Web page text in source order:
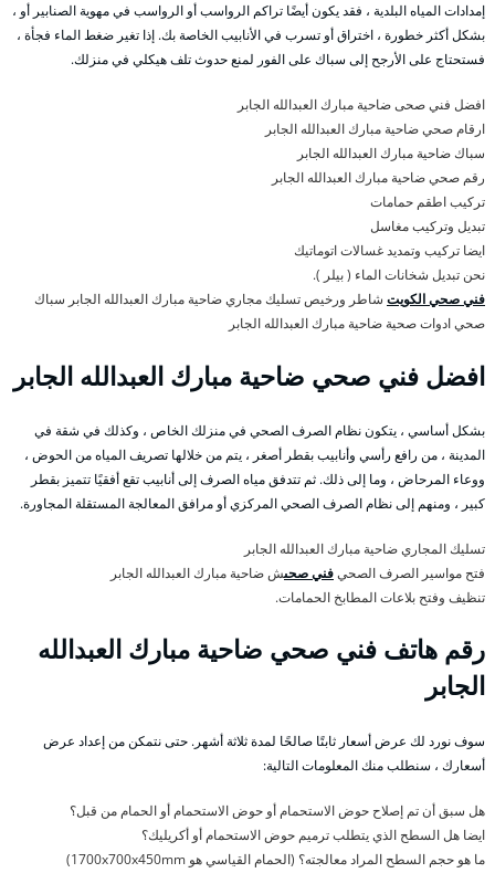
إمدادات المياه البلدية ، فقد يكون أيضًا تراكم الرواسب أو الرواسب في مهوية الصنابير أو ،
بشكل أكثر خطورة ، اختراق أو تسرب في الأنابيب الخاصة بك. إذا تغير ضغط الماء فجأة ،
فستحتاج على الأرجح إلى سباك على الفور لمنع حدوث تلف هيكلي في منزلك.
افضل فني صحى ضاحية مبارك العبدالله الجابر
ارقام صحي ضاحية مبارك العبدالله الجابر
سباك ضاحية مبارك العبدالله الجابر
رقم صحي ضاحية مبارك العبدالله الجابر
تركيب اطقم حمامات
تبديل وتركيب مغاسل
ايضا تركيب وتمديد غسالات اتوماتيك
نحن تبديل شخانات الماء ( بيلر ).
فني صحي الكويت شاطر ورخيص تسليك مجاري ضاحية مبارك العبدالله الجابر سباك
صحي ادوات صحية ضاحية مبارك العبدالله الجابر
افضل فني صحي ضاحية مبارك العبدالله الجابر
بشكل أساسي ، يتكون نظام الصرف الصحي في منزلك الخاص ، وكذلك في شقة في
المدينة ، من رافع رأسي وأنابيب بقطر أصغر ، يتم من خلالها تصريف المياه من الحوض ،
ووعاء المرحاض ، وما إلى ذلك. ثم تتدفق مياه الصرف إلى أنابيب تقع أفقيًا تتميز بقطر
كبير ، ومنهم إلى نظام الصرف الصحي المركزي أو مرافق المعالجة المستقلة المجاورة.
تسليك المجاري ضاحية مبارك العبدالله الجابر
فتح مواسير الصرف الصحيفني صحىش ضاحية مبارك العبدالله الجابر
تنظيف وفتح بلاعات المطابخ الحمامات.
رقم هاتف فني صحي ضاحية مبارك العبدالله
الجابر
سوف نورد لك عرض أسعار ثابتًا صالحًا لمدة ثلاثة أشهر. حتى نتمكن من إعداد عرض
أسعارك ، سنطلب منك المعلومات التالية:
هل سبق أن تم إصلاح حوض الاستحمام أو حوض الاستحمام أو الحمام من قبل؟
ايضا هل السطح الذي يتطلب ترميم حوض الاستحمام أو أكريليك؟
ما هو حجم السطح المراد معالجته؟ (الحمام القياسي هو 1700x700x450mm)